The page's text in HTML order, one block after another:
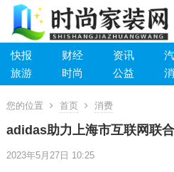
快报 财经 资讯
旅游
时尚 公益
您的位置 首页 消费
adidas助力上海市互联网联
2023年5月27日 10:25